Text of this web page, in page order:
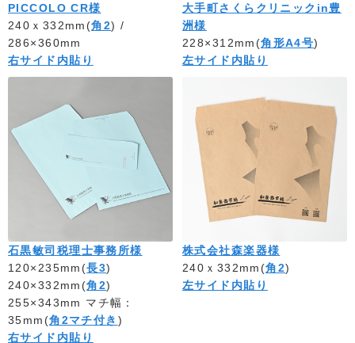
PICCOLO CR様
240ｘ332mm(角2) /
286×360mm
右サイド内貼り
大手町さくらクリニックin豊
洲様
228×312mm(角形A4号)
左サイド内貼り
石黒敏司税理士事務所様
120×235mm(長3)
240×332mm(角2)
255×343mm マチ幅：
35mm(角2マチ付き )
右サイド内貼り
株式会社森楽器様
240ｘ332mm(角2)
左サイド内貼り